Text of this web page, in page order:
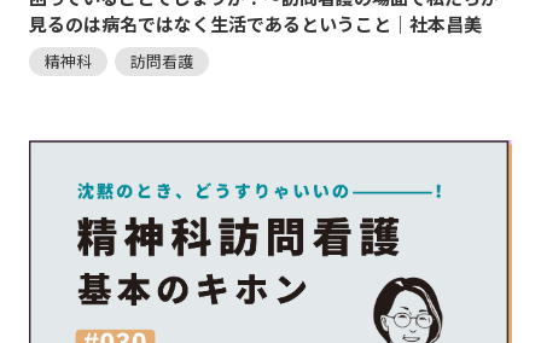
見るのは病名ではなく生活であるということ｜社本昌美
精神科 訪問看護